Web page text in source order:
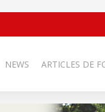
NEWS ARTICLES DE